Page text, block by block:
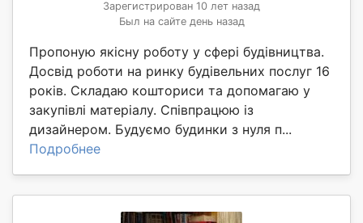
Зарегистрирован 10 лет назад
Был на сайте день назад
Пропоную якісну роботу у сфері будівництва.
Досвід роботи на ринку будівельних послуг 16
років. Складаю кошториси та допомагаю у
закупівлі матеріалу. Співпрацюю із
дизайнером. Будуємо будинки з нуля п...
Подробнее